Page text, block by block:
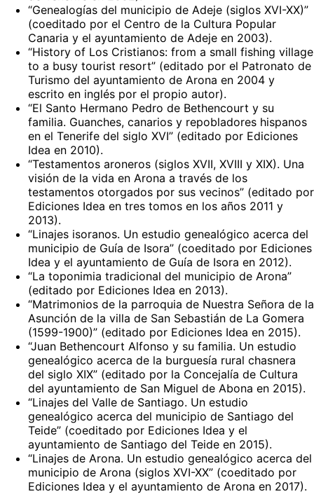
“Genealogías del municipio de Adeje (siglos XVI-XX)”
(coeditado por el Centro de la Cultura Popular
Canaria y el ayuntamiento de Adeje en 2003).
“History of Los Cristianos: from a small fishing village
to a busy tourist resort” (editado por el Patronato de
Turismo del ayuntamiento de Arona en 2004 y
escrito en inglés por el propio autor).
“El Santo Hermano Pedro de Bethencourt y su
familia. Guanches, canarios y repobladores hispanos
en el Tenerife del siglo XVI” (editado por Ediciones
Idea en 2010).
“Testamentos aroneros (siglos XVII, XVIII y XIX). Una
visión de la vida en Arona a través de los
testamentos otorgados por sus vecinos” (editado por
Ediciones Idea en tres tomos en los años 2011 y
2013).
“Linajes isoranos. Un estudio genealógico acerca del
municipio de Guía de Isora” (coeditado por Ediciones
Idea y el ayuntamiento de Guía de Isora en 2012).
“La toponimia tradicional del municipio de Arona”
(editado por Ediciones Idea en 2013).
“Matrimonios de la parroquia de Nuestra Señora de la
Asunción de la villa de San Sebastián de La Gomera
(1599-1900)” (editado por Ediciones Idea en 2015).
“Juan Bethencourt Alfonso y su familia. Un estudio
genealógico acerca de la burguesía rural chasnera
del siglo XIX” (editado por la Concejalía de Cultura
del ayuntamiento de San Miguel de Abona en 2015).
“Linajes del Valle de Santiago. Un estudio
genealógico acerca del municipio de Santiago del
Teide” (coeditado por Ediciones Idea y el
ayuntamiento de Santiago del Teide en 2015).
“Linajes de Arona. Un estudio genealógico acerca del
municipio de Arona (siglos XVI-XX” (coeditado por
Ediciones Idea y el ayuntamiento de Arona en 2017).